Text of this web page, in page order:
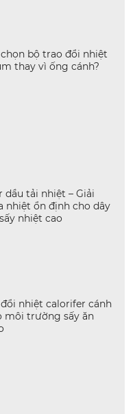
bộ trao đổi nhiệt
thay vì ống cánh?
dầu tải nhiệt – Giải
nhiệt ổn định cho dây
nhiệt cao
nhiệt calorifer cánh
môi trường sấy ăn